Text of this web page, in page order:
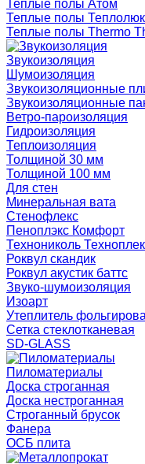
Теплые полы Атом
Теплые полы
Теплые полы Thermo
Звукоизоляция
Шумоизоляция
Звукоизоляционные
Звукоизоляционные
Ветро-пароизоляция
Гидроизоляция
Теплоизоляция
Толщиной 30 мм
Толщиной 100 мм
Для стен
Минеральная вата
Стенофлекс
Пеноплэкс Комфорт
Технониколь
Роквул скандик
Роквул акустик баттс
Звуко-шумоизоляция
Изоарт
Утеплитель
Сетка стеклотканевая
SD-GLASS
Пиломатериалы
Доска строганная
Доска нестроганная
Строганный брусок
Фанера
ОСБ плита